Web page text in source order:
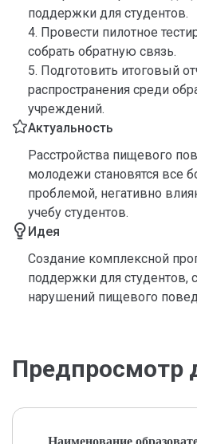
поддержки для студентов.
4. Провести пилотное
собрать обратную связь.
5. Подготовить итоговый
распространения среди
учреждений.
Актуальность
Расстройства пищевого
молодежи становятся все
проблемой, негативно
учебу студентов.
Идея
Создание комплексной
поддержки для студентов,
нарушений пищевого
Предпросмотр
Наименование